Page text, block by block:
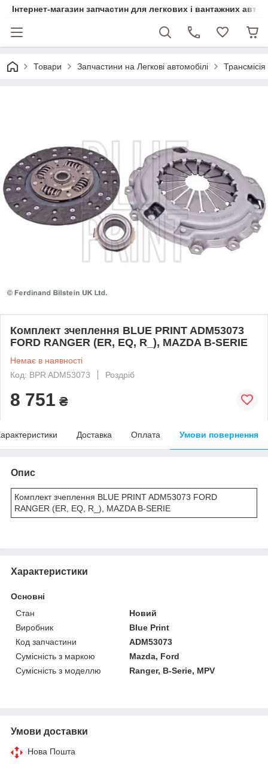
Інтернет-магазин запчастин для легкових і вантажних
Товари Запчастини на Легкові автомобілі Трансмісія
Комплект зчеплення BLUE PRINT ADM53073
FORD RANGER (ER, EQ, R_), MAZDA B-SERIE
Немає в наявності
Код: BPR ADM53073
Роздріб
8 751 ₴
Доставка Оплата Умови повернення
Опис
Комплект зчеплення BLUE PRINT ADM53073 FORD
RANGER (ER, EQ, R_), MAZDA B-SERIE
Характеристики
Основні
Стан
Новий
Виробник
Blue Print
Код запчастини
ADM53073
Сумісність з маркою
Mazda, Ford
Сумісність з моделлю
Ranger, B-Serie, MPV
Умови доставки
Нова Пошта